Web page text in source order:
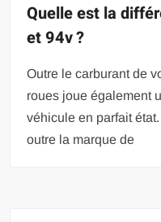
Quelle est la
et 94v ?
Outre le carburant de
roues joue également
véhicule en parfait
outre la marque de